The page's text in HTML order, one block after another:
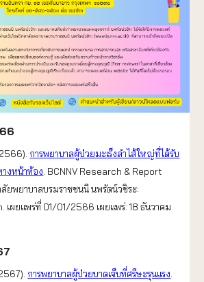
การพยาบาลผู้ป่วยมะเร็งลำไส้ใหญ่ที่ได้รับ
างหน้าท้อง . BCNNV Research & Report
ยพยาบาลบรมราชชนนี นพรัตน์วชิระ:
เผยแพร่ที่ 01/01/2566 เผยแพร่: 18 ธันวาคม
การพยาบาลผู้ป่วยบาดเจ็บที่ศรีษะรุนแรง